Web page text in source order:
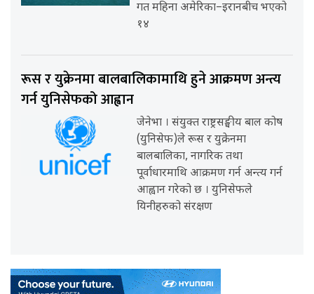
गत महिना अमेरिका–इरानबीच भएको
१४
रूस र युक्रेनमा बालबालिकामाथि हुने आक्रमण अन्त्य
गर्न युनिसेफको आह्वान
जेनेभा । संयुक्त राष्ट्रसङ्घीय बाल कोष
(युनिसेफ)ले रूस र युक्रेनमा
बालबालिका, नागरिक तथा
पूर्वाधारमाथि आक्रमण गर्न अन्त्य गर्न
आह्वान गरेको छ । युनिसेफले
यिनीहरुको संरक्षण